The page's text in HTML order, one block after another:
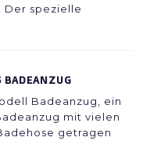
Der spezielle
und fühlt sich
BADEANZUG
Badeanzug, ein
mit vielen
getragen